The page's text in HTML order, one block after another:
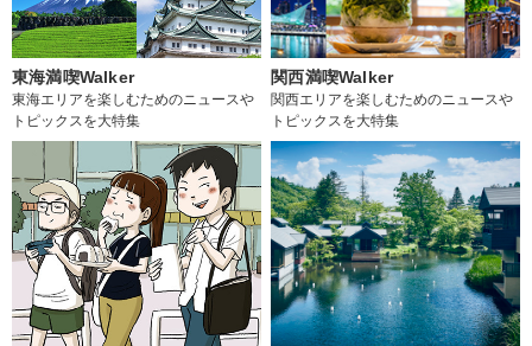
東海満喫Walker
東海エリアを楽しむためのニュースや
トピックスを大特集
関西満喫Walker
関西エリアを楽しむためのニュースや
トピックスを大特集